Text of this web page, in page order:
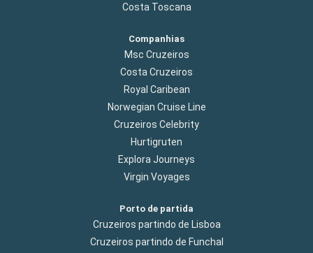
Costa Toscana
Companhias
Msc Cruzeiros
Costa Cruzeiros
Royal Caribean
Norwegian Cruise Line
Cruzeiros Celebrity
Hurtigruten
Explora Journeys
Virgin Voyages
Porto de partida
Cruzeiros partindo de Lisboa
Cruzeiros partindo de Funchal